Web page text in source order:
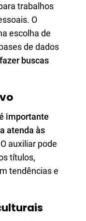
trabalhos
O
escolha de
de dados
buscas
importante
atenda às
auxiliar pode
títulos,
tendências e